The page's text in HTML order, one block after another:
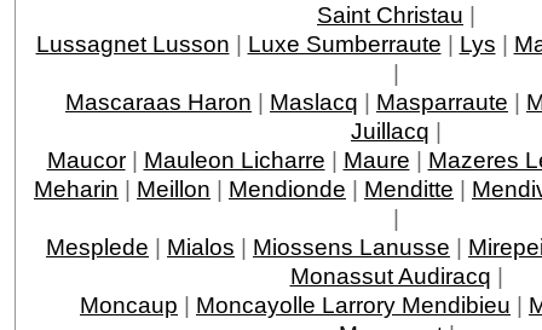
Saint Christau |
Lussagnet Lusson | Luxe Sumberraute | Lys |
|
Mascaraas Haron | Maslacq | Masparraute |
Juillacq |
Maucor| Mauleon Licharre | Maure | Mazeres
Meharin | Meillon | Mendionde | Menditte |
|
Mesplede | Mialos | Miossens Lanusse |
Monassut Audiracq |
Moncaup | Moncayolle Larrory Mendibieu |